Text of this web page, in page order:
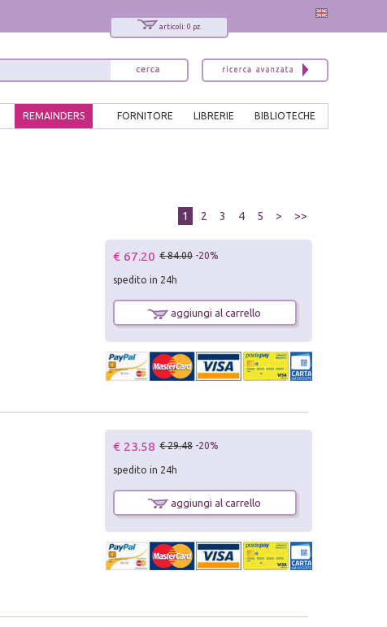
articoli: 0 pz.
BIBLIOTECHE
LIBRERIE
FORNITORE
REMAINDERS
1 2 3 4 5 > >>
€ 67.20 € 84.00 -20%
spedito in 24h
aggiungi al carrello
€ 23.58 € 29.48 -20%
spedito in 24h
aggiungi al carrello